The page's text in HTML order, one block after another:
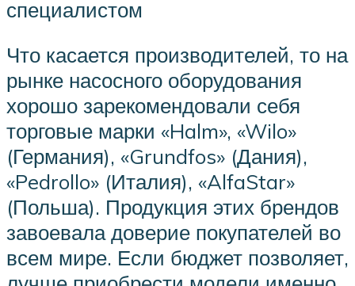
специалистом
Что касается производителей, то на
рынке насосного оборудования
хорошо зарекомендовали себя
торговые марки «Halm», «Wilo»
(Германия), «Grundfos» (Дания),
«Pedrollo» (Италия), «AlfaStar»
(Польша). Продукция этих брендов
завоевала доверие покупателей во
всем мире. Если бюджет позволяет,